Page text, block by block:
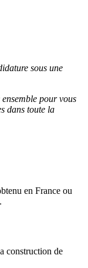
sous une
pour vous
dans toute la
en France ou
construction de